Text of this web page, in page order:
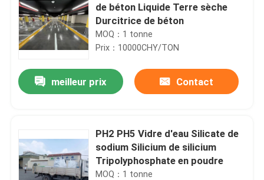
Produits
de béton Liquide Terre sèche
Durcitrice de béton
MOQ：1 tonne
Prix：10000CHY/TON
meilleur prix Contact
PH2 PH5 Vidre d'eau Silicate de
sodium Silicium de silicium
Tripolyphosphate en poudre
MOQ：1 tonne